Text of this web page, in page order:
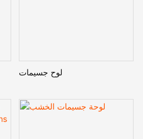
لوح جسيمات